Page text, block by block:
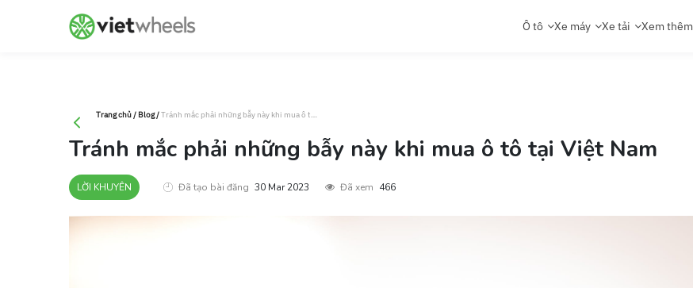
Ô tô
Xe máy Xe tải Xem thêm
Trang chủ/ Blog/ Tránh mắc phải những bẫy này khi mua ô tô tại Việt Nam
Tránh mắc phải những bẫy này khi mua ô tô tại Việt Nam
LỜI KHUYÊN Đã tạo bài đăng 30 Mar 2023 Đã xem 466